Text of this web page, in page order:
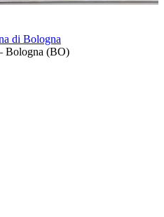
di Bologna
Bologna (BO)